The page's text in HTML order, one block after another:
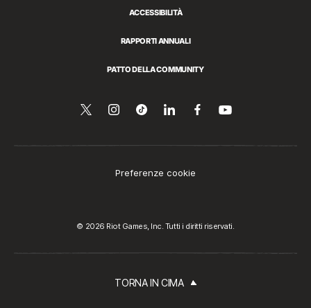
ACCESSIBILITÀ
RAPPORTI ANNUALI
PATTO DELLA COMMUNITY
Seguici
Follow
Follow
CondividiSeguiciGuarda
Preferenze cookie
© 2026 Riot Games, Inc. Tutti i diritti riservati.
TORNA IN CIMA